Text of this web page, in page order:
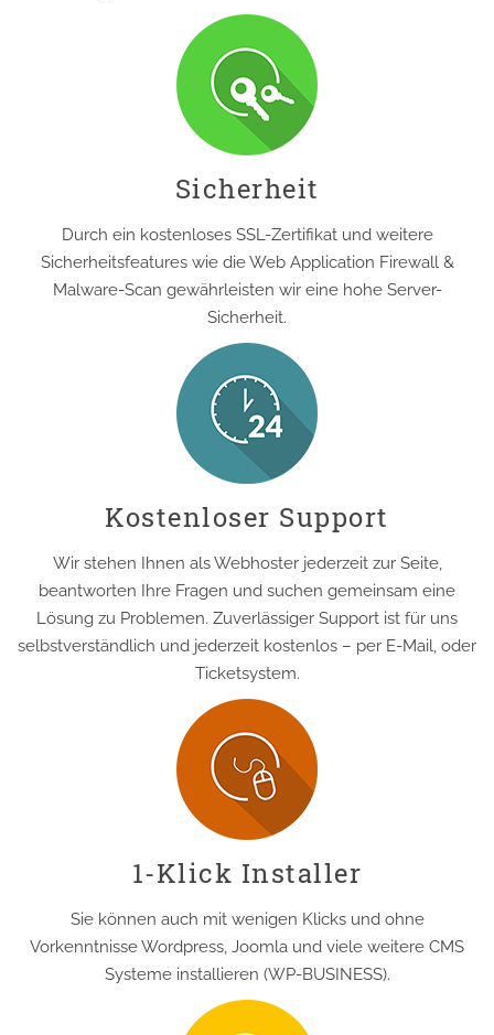
Sicherheit
Durch ein kostenloses SSL-Zertifikat und weitere
Sicherheitsfeatures wie die Web Application Firewall &
Malware-Scan gewährleisten wir eine hohe Server-
Sicherheit.
Kostenloser Support
Wir stehen Ihnen als Webhoster jederzeit zur Seite,
beantworten Ihre Fragen und suchen gemeinsam eine
Lösung zu Problemen. Zuverlässiger Support ist für uns
selbstverständlich und jederzeit kostenlos – per E-Mail, oder
Ticketsystem.
1-Klick Installer
Sie können auch mit wenigen Klicks und ohne
Vorkenntnisse Wordpress, Joomla und viele weitere CMS
Systeme installieren (WP-BUSINESS).